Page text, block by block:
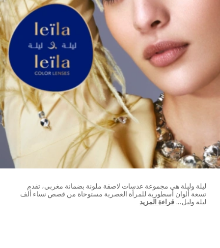
ليلة وليلة هي مجموعة عدسات لاصقة ملونة بضمانة مغربي، تقدم
تسعة ألوان أسطورية للمرأة العصرية مستوحاة من قصص نساء ألف
ليلة وليل... قراءة المزيد